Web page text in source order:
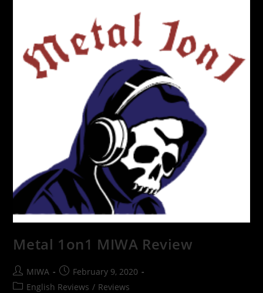
Metal 1on1 MIWA Review
MIWA
February 9, 2020
English Reviews / Reviews